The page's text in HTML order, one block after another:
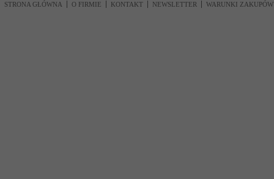
STRONA GŁÓWNA O FIRMIE KONTAKT NEWSLETTER WARUNKI ZAKUPÓW